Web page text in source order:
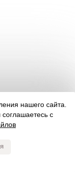
нашего сайта.
соглашаетесь с